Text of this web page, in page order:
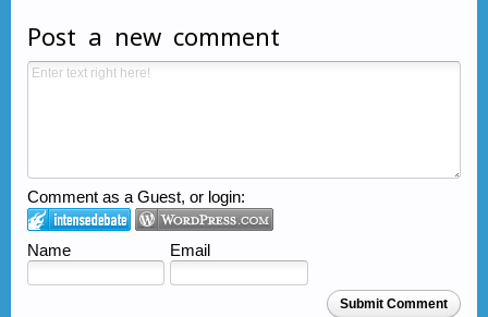
Post a new comment
Comment as a Guest, or login:
Name Email
Submit Comment